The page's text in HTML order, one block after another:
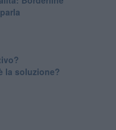
la soluzione?